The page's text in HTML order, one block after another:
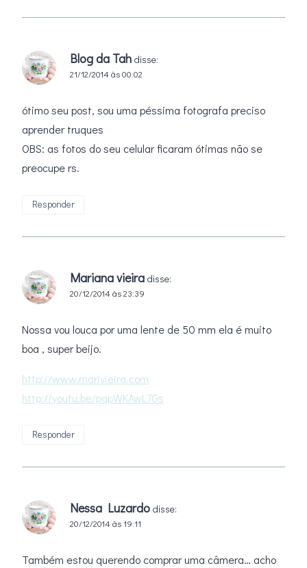
Blog da Tah disse:
21/12/2014 às 00:02
ótimo seu post, sou uma péssima fotografa preciso
aprender truques
OBS: as fotos do seu celular ficaram ótimas não se
preocupe rs.
Responder
Mariana vieira disse:
20/12/2014 às 23:39
Nossa vou louca por uma lente de 50 mm ela é muito
boa , super beijo.
http://www.marivieira.com
http://youtu.be/pqpWKAwL7Gs
Responder
Nessa Luzardo disse:
20/12/2014 às 19:11
Também estou querendo comprar uma câmera… acho